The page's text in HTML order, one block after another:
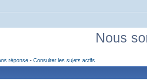
Nous
réponse • Consulter les sujets actifs